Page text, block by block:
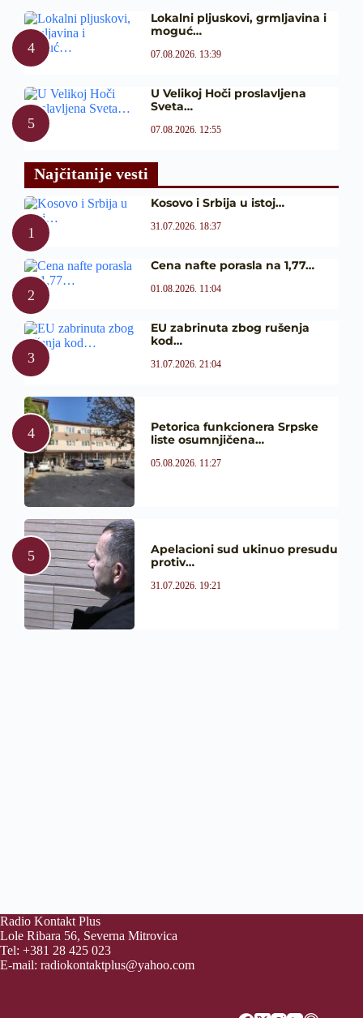
Lokalni pljuskovi, grmljavina i
moguć…
07.08.2026. 13:39
U Velikoj Hoči proslavljena
Sveta…
07.08.2026. 12:55
Najčitanije vesti
Kosovo i Srbija u istoj…
31.07.2026. 18:37
Cena nafte porasla na 1,77…
01.08.2026. 11:04
EU zabrinuta zbog rušenja
kod…
31.07.2026. 21:04
Petorica funkcionera Srpske
liste osumnjičena…
05.08.2026. 11:27
Apelacioni sud ukinuo presudu
protiv…
31.07.2026. 19:21
Radio Kontakt Plus
Lole Ribara 56, Severna Mitrovica
Tel: +381 28 425 023
E-mail: radiokontaktplus@yahoo.com